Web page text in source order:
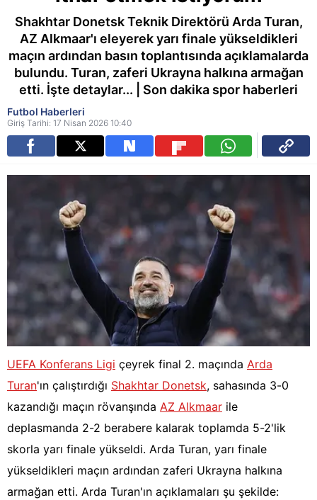
Shakhtar Donetsk Teknik Direktörü Arda Turan,
AZ Alkmaar'ı eleyerek yarı finale yükseldikleri
maçın ardından basın toplantısında açıklamalarda
bulundu. Turan, zaferi Ukrayna halkına armağan
etti. İşte detaylar... | Son dakika spor haberleri
Futbol Haberleri
Giriş Tarihi: 17 Nisan 2026 10:40
UEFA Konferans Ligi çeyrek final 2. maçında Arda
Turan'ın çalıştırdığı Shakhtar Donetsk, sahasında 3-0
kazandığı maçın rövanşında AZ Alkmaar ile
deplasmanda 2-2 berabere kalarak toplamda 5-2'lik
skorla yarı finale yükseldi. Arda Turan, yarı finale
yükseldikleri maçın ardından zaferi Ukrayna halkına
armağan etti. Arda Turan'ın açıklamaları şu şekilde: